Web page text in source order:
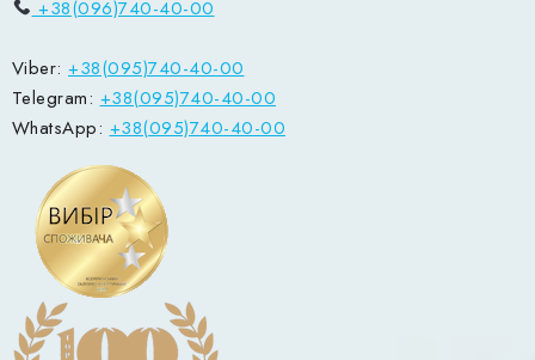
+38(096)740-40-00
Viber: +38(095)740-40-00
Telegram: +38(095)740-40-00
WhatsApp: +38(095)740-40-00